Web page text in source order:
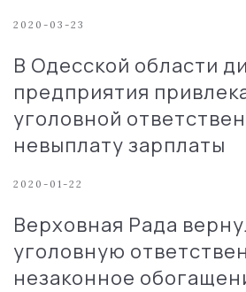
2020-03-23
В Одесской области
предприятия
уголовной
невыплату зарплаты
2020-01-22
Верховная Рада
уголовную
незаконное